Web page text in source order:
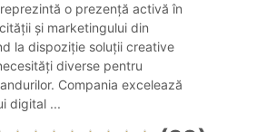
o prezență activă în
și marketingului din
la dispoziție soluții creative
diverse pentru
Compania excelează
digital ...